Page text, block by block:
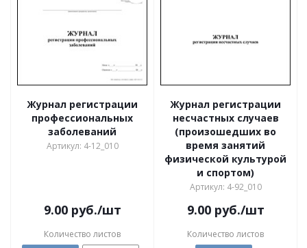
Журнал регистрации
профессиональных
заболеваний
Артикул: 4-12_010
9.00руб./шт
Количество листов
Журнал регистрации
несчастных случаев
(произошедших во
время занятий
физической культурой
и спортом)
Артикул: 4-92_010
9.00руб./шт
Количество листов